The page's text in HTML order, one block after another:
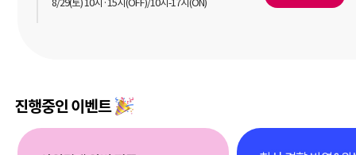
8/29(토) 10시·15시(OFF)/10시-17시(ON)
진행중인 이벤트